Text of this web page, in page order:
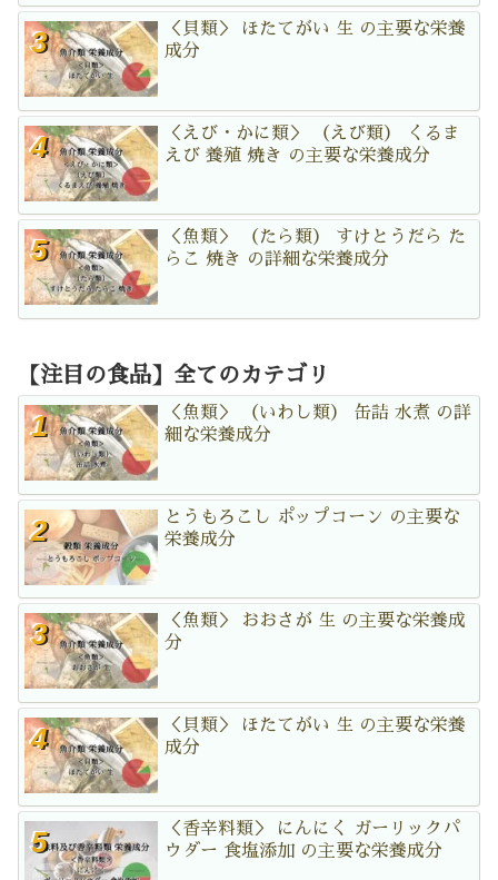
＜貝類＞ ほたてがい 生 の主要な栄養
成分
＜えび・かに類＞ （えび類） くるま
えび 養殖 焼き の主要な栄養成分
＜魚類＞ （たら類） すけとうだら た
らこ 焼き の詳細な栄養成分
【注目の食品】全てのカテゴリ
＜魚類＞ （いわし類） 缶詰 水煮 の詳
細な栄養成分
とうもろこし ポップコーン の主要な
栄養成分
＜魚類＞ おおさが 生 の主要な栄養成
分
＜貝類＞ ほたてがい 生 の主要な栄養
成分
＜香辛料類＞ にんにく ガーリックパ
ウダー 食塩添加 の主要な栄養成分